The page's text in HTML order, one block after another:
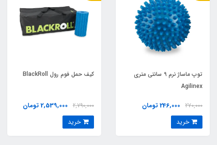
توپ ماساژ نرم 9 سانتی متری
Agilinex
270,000 246,000 تومان
کیف حمل فوم رول BlackRoll
2,790,000 2,539,000 تومان